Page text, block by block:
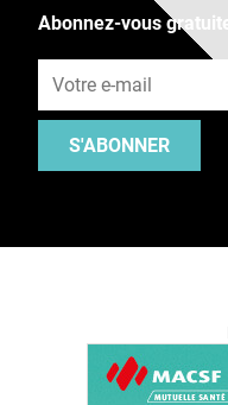
Abonnez-vous
S'ABONNER